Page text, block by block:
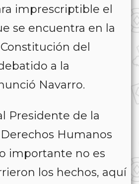
imprescriptible el
se encuentra en la
del
a la
Navarro.
Presidente de la
Humanos
importante no es
los hechos, aquí